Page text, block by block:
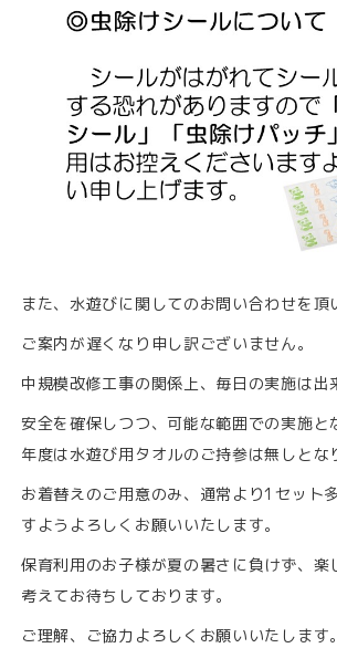
また、水遊びに関してのお問い合わせを頂
ご案内が遅くなり申し訳ございません。
中規模改修工事の関係上、毎日の実施は出
安全を確保しつつ、可能な範囲での実施と
年度は水遊び用タオルのご持参は無しとな
お着替えのご用意のみ、通常より1セット
すようよろしくお願いいたします。
保育利用のお子様が夏の暑さに負けず、楽
考えてお待ちしております。
ご理解、ご協力よろしくお願いいたします。